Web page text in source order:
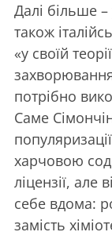
Далі більше –
також
«у своїй
потрібно
Саме
харчовою
ліцензії, але
себе вдома:
замість